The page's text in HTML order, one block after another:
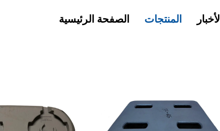
الصفحة الرئيسية المنتجات الأخبار